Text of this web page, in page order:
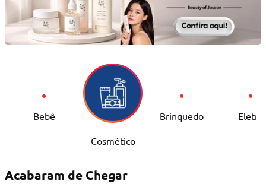
Bebê
Cosmético
Brinquedo Eletro
Acabaram de Chegar